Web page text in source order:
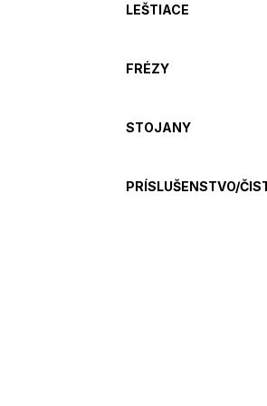
LEŠTIACE
FRÉZY
STOJANY
PRÍSLUŠENSTVO/